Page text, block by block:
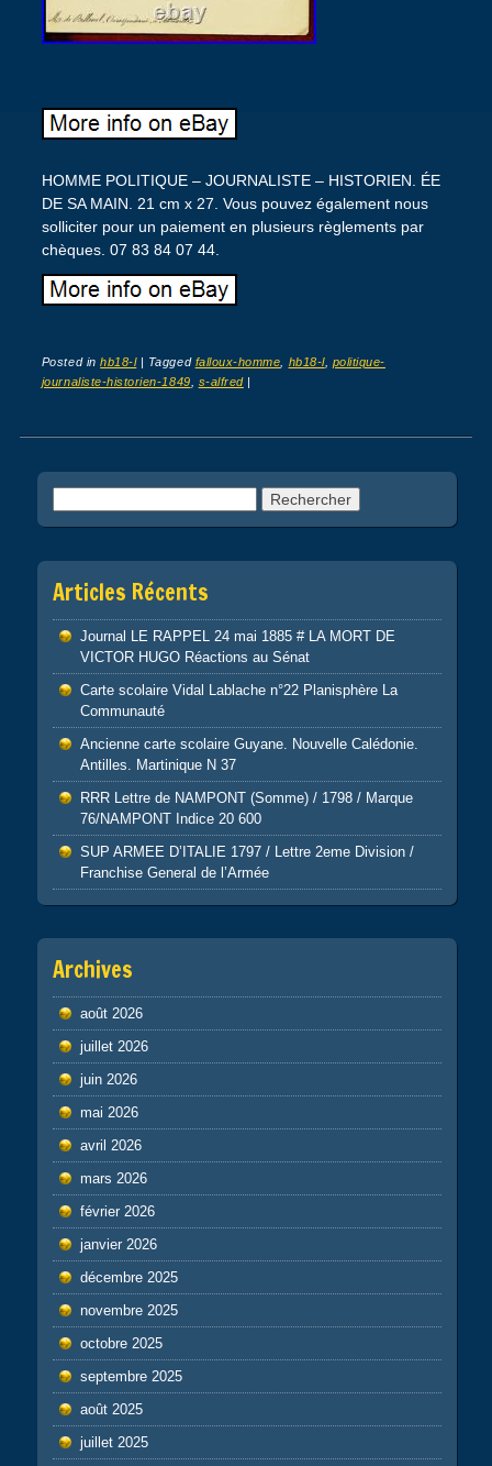
HOMME POLITIQUE – JOURNALISTE – HISTORIEN. ÉE
DE SA MAIN. 21 cm x 27. Vous pouvez également nous
solliciter pour un paiement en plusieurs règlements par
chèques. 07 83 84 07 44.
Posted inhb18-l Tagged falloux-homme, hb18-l, politique-
journaliste-historien-1849, s-alfred
Post navigation
Articles Récents
Journal LE RAPPEL 24 mai 1885 # LA MORT DE
VICTOR HUGO Réactions au Sénat
Carte scolaire Vidal Lablache n°22 Planisphère La
Communauté
Ancienne carte scolaire Guyane. Nouvelle Calédonie.
Antilles. Martinique N 37
RRR Lettre de NAMPONT (Somme) / 1798 / Marque
76/NAMPONT Indice 20 600
SUP ARMEE D’ITALIE 1797 / Lettre 2eme Division /
Franchise General de l’Armée
Archives
août 2026
juillet 2026
juin 2026
mai 2026
avril 2026
mars 2026
février 2026
janvier 2026
décembre 2025
novembre 2025
octobre 2025
septembre 2025
août 2025
juillet 2025